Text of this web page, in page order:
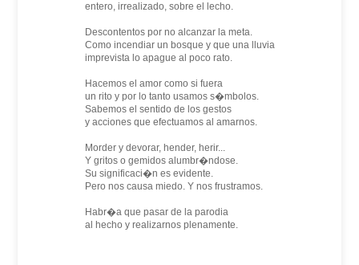
entero, irrealizado, sobre el lecho.
Descontentos por no alcanzar la meta.
Como incendiar un bosque y que una lluvia
imprevista lo apague al poco rato.
Hacemos el amor como si fuera
un rito y por lo tanto usamos s�mbolos.
Sabemos el sentido de los gestos
y acciones que efectuamos al amarnos.
Morder y devorar, hender, herir...
Y gritos o gemidos alumbr�ndose.
Su significaci�n es evidente.
Pero nos causa miedo. Y nos frustramos.
Habr�a que pasar de la parodia
al hecho y realizarnos plenamente.